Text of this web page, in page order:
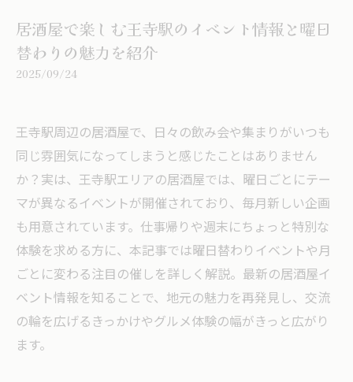
居酒屋で楽しむ王寺駅のイベント情報と曜日
替わりの魅力を紹介
2025/09/24
王寺駅周辺の居酒屋で、日々の飲み会や集まりがいつも
同じ雰囲気になってしまうと感じたことはありません
か？実は、王寺駅エリアの居酒屋では、曜日ごとにテー
マが異なるイベントが開催されており、毎月新しい企画
も用意されています。仕事帰りや週末にちょっと特別な
体験を求める方に、本記事では曜日替わりイベントや月
ごとに変わる注目の催しを詳しく解説。最新の居酒屋イ
ベント情報を知ることで、地元の魅力を再発見し、交流
の輪を広げるきっかけやグルメ体験の幅がきっと広がり
ます。